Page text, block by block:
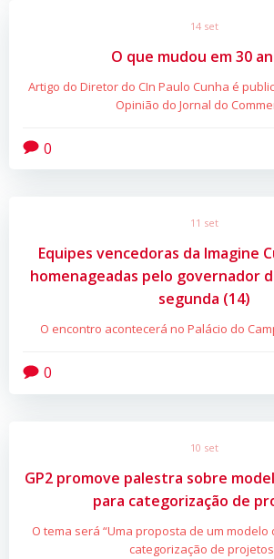
14 set
O que mudou em 30
Artigo do Diretor do CIn Paulo Cunha é
Opinião do Jornal do
0
11 set
Equipes vencedoras da Imagine
homenageadas pelo governador
segunda (14)
O encontro acontecerá no Palácio do
0
10 set
GP2 promove palestra sobre
para categorização de
O tema será “Uma proposta de um
categorização de